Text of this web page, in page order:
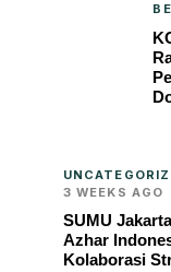
3 WEEKS AGO
SUMU
Azhar
Kolaborasi